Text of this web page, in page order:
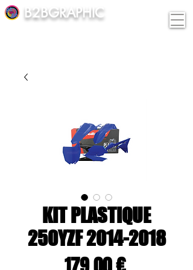
B2BGRAPHIC
KIT PLASTIQUE
250YZF 2014-2018